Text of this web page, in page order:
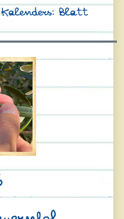
Kalenders: Blatt